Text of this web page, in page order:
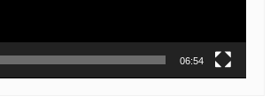
06:54